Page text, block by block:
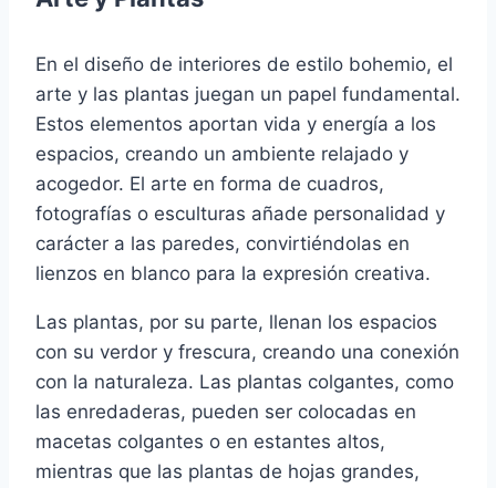
En el diseño de interiores de estilo bohemio, el
arte y las plantas juegan un papel fundamental.
Estos elementos aportan vida y energía a los
espacios, creando un ambiente relajado y
acogedor. El arte en forma de cuadros,
fotografías o esculturas añade personalidad y
carácter a las paredes, convirtiéndolas en
lienzos en blanco para la expresión creativa.
Las plantas, por su parte, llenan los espacios
con su verdor y frescura, creando una conexión
con la naturaleza. Las plantas colgantes, como
las enredaderas, pueden ser colocadas en
macetas colgantes o en estantes altos,
mientras que las plantas de hojas grandes,